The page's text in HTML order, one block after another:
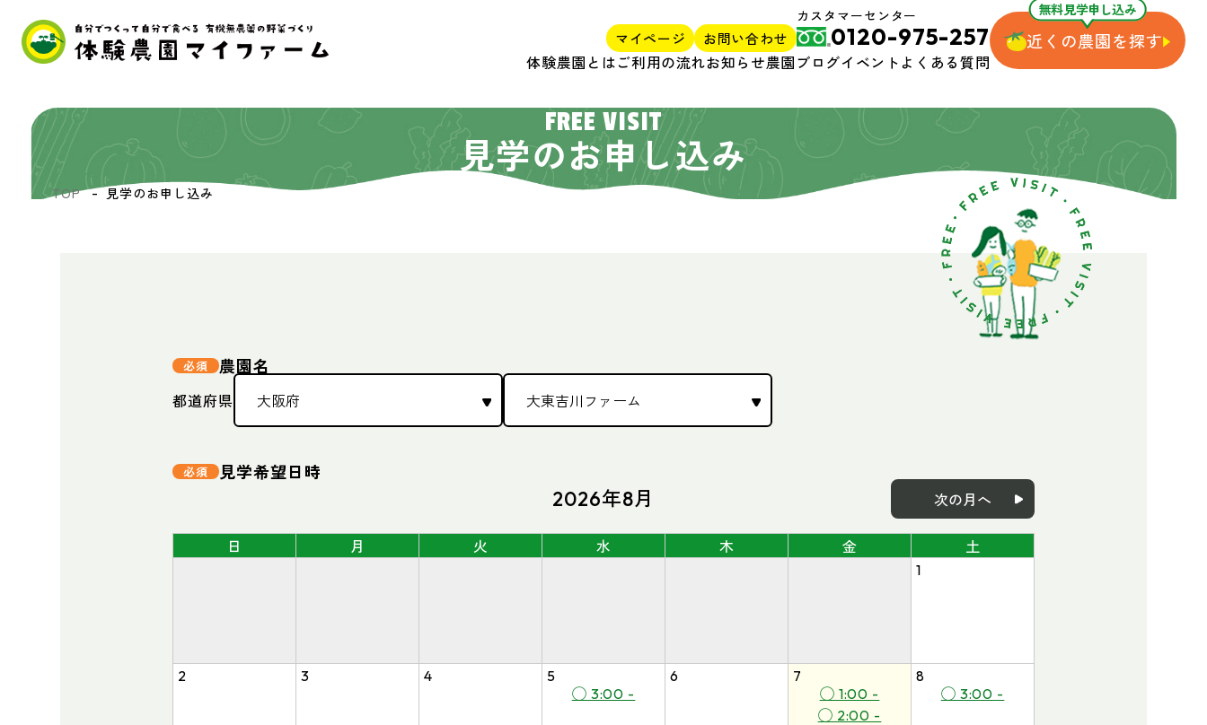
マイページ お問い合わせ
カスタマーセンター
0120-975-257
体験農園とはご利用の流れお知らせ農園ブログイベントよくある質問
無料見学申し込み
近くの農園を探す
FREE VISIT
見学のお申し込み
TOP 見学のお申し込み
農園名
都道府県
見学希望日時
2026年8月 次の月へ
日 月 火 水 木 金 土
1
2 3 4
5
◯ 3:00 -
6
7
◯ 1:00 -
◯ 2:00 -
8
◯ 3:00 -